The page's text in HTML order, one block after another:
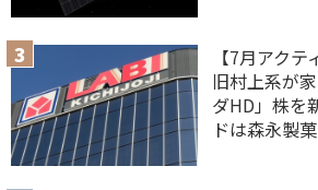
【7月アクテ
旧村上系が
ダHD」株を
ドは森永製